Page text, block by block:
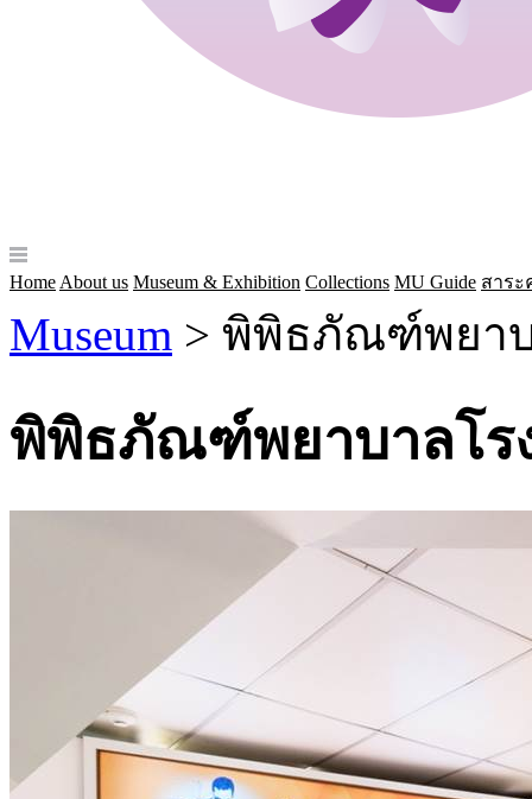
Home About us Museum & Exhibition Collections MU Guide สาระ
Museum > พิพิธภัณฑ์พยาบ
พิพิธภัณฑ์พยาบาลโร